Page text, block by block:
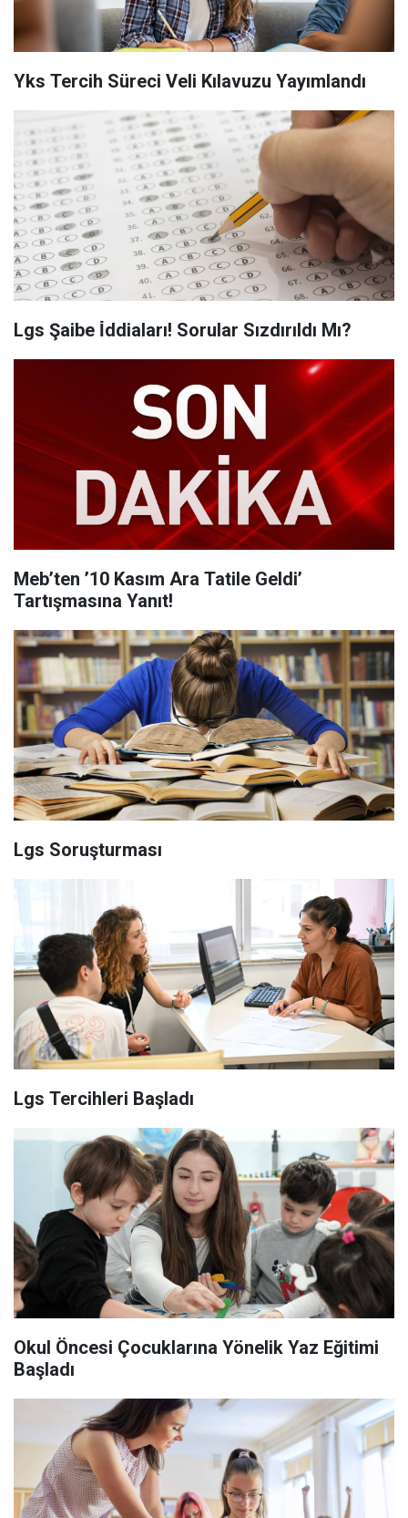
Yks Tercih Süreci Veli Kılavuzu Yayımlandı
Lgs Şaibe İ̇ddiaları! Sorular Sızdırıldı Mı?
Meb’ten ’10 Kasım Ara Tatile Geldi’
Tartışmasına Yanıt!
Lgs Soruşturması
Lgs Tercihleri Başladı
Okul Öncesi Çocuklarına Yönelik Yaz Eğitimi
Başladı